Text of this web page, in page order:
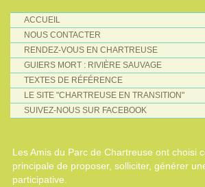
ACCUEIL
NOUS CONTACTER
RENDEZ-VOUS EN CHARTREUSE
GUIERS MORT : RIVIÈRE SAUVAGE
TEXTES DE RÉFÉRENCE
LE SITE "CHARTREUSE EN TRANSITION"
SUIVEZ-NOUS SUR FACEBOOK
Les Amis du Parc de Chartreuse ont choisi
principale de proposer, solliciter, générer
participative.